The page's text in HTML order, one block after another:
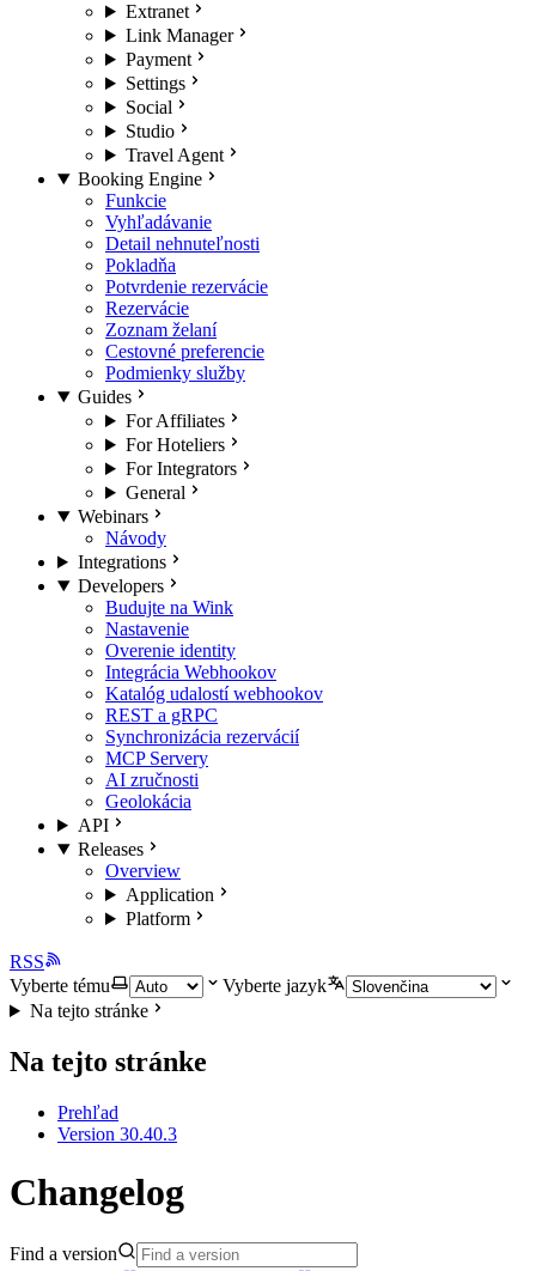
Extranet
Link Manager
Payment
Settings
Social
Studio
Travel Agent
Booking Engine
Funkcie
Vyhľadávanie
Detail nehnuteľnosti
Pokladňa
Potvrdenie rezervácie
Rezervácie
Zoznam želaní
Cestovné preferencie
Podmienky služby
Guides
For Affiliates
For Hoteliers
For Integrators
General
Webinars
Návody
Integrations
Developers
Budujte na Wink
Nastavenie
Overenie identity
Integrácia Webhookov
Katalóg udalostí webhookov
REST a gRPC
Synchronizácia rezervácií
MCP Servery
AI zručnosti
Geolokácia
API
Releases
Overview
Application
Platform
RSS
Vyberte tému
Vyberte jazyk
Na tejto stránke
Na tejto stránke
Prehľad
Version 30.40.3
Changelog
Find a version